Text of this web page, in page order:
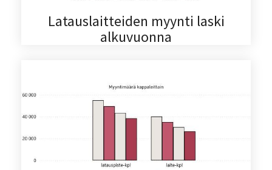
Latauslaitteiden myynti laski
alkuvuonna